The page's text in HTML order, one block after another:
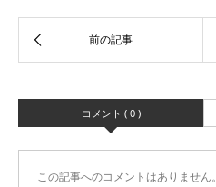
コメント ( 0 )
この記事へのコメントはありません。